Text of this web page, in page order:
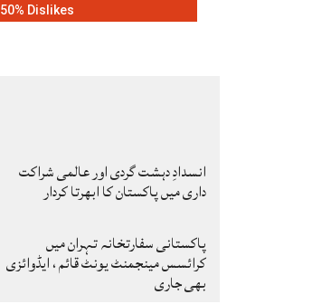
50% Dislikes
انسدادِ دہشت گردی اور عالمی شراکت
داری میں پاکستان کا ابھرتا کردار
پاکستانی سفارتخانہ تہران میں
کرائسس مینجمنٹ یونٹ قائم ، ایڈوائزی
بھی جاری